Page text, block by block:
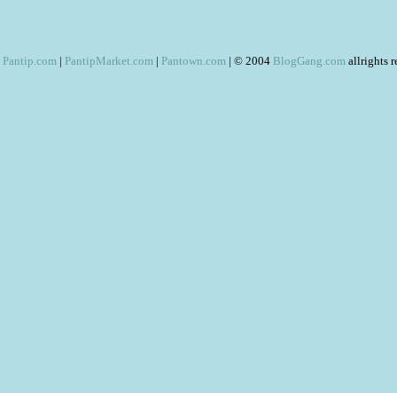
Pantip.com | PantipMarket.com | Pantown.com | © 2004 BlogGang.com allrights